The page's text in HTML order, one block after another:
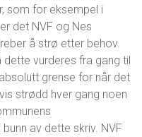
som for eksempel i
det NVF og Nes
å strø etter behov.
vurderes fra gang til
grense for når det
strødd hver gang noen
av dette skriv. NVF